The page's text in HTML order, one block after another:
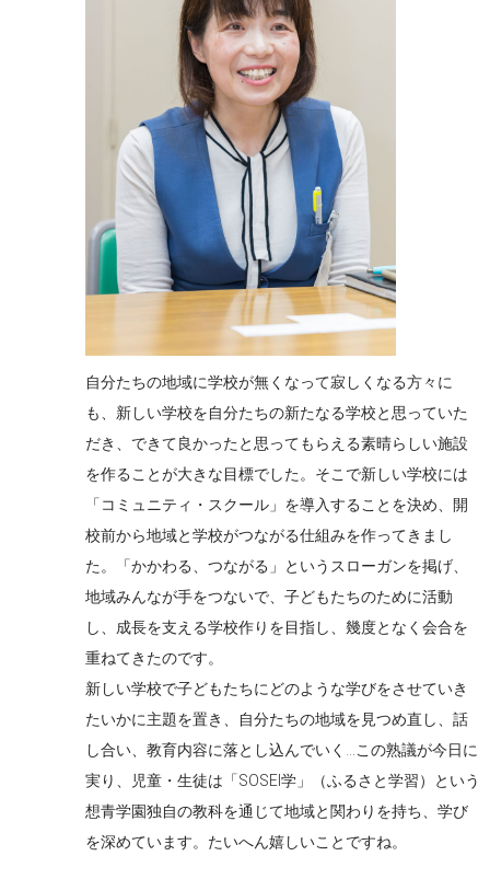
自分たちの地域に学校が無くなって寂しくなる方々に
も、新しい学校を自分たちの新たなる学校と思っていた
だき、できて良かったと思ってもらえる素晴らしい施設
を作ることが大きな目標でした。そこで新しい学校には
「コミュニティ・スクール」を導入することを決め、開
校前から地域と学校がつながる仕組みを作ってきまし
た。「かかわる、つながる」というスローガンを掲げ、
地域みんなが手をつないで、子どもたちのために活動
し、成長を支える学校作りを目指し、幾度となく会合を
重ねてきたのです。
新しい学校で子どもたちにどのような学びをさせていき
たいかに主題を置き、自分たちの地域を見つめ直し、話
し合い、教育内容に落とし込んでいく…この熟議が今日に
実り、児童・生徒は「SOSEI学」（ふるさと学習）という
想青学園独自の教科を通じて地域と関わりを持ち、学び
を深めています。たいへん嬉しいことですね。